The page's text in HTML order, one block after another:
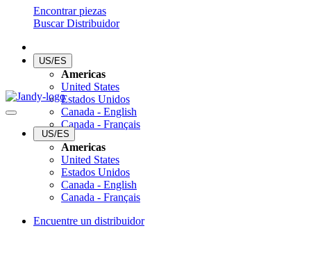
Encontrar piezas
Buscar Distribuidor
US/ES
Americas
United States
Estados Unidos
Canada - English
Canada - Français
US/ES
Americas
United States
Estados Unidos
Canada - English
Canada - Français
Encuentre un distribuidor